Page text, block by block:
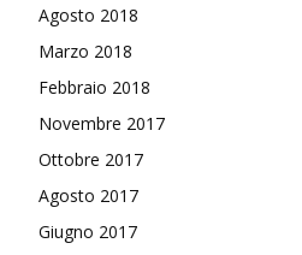
Agosto 2018
Marzo 2018
Febbraio 2018
Novembre 2017
Ottobre 2017
Agosto 2017
Giugno 2017